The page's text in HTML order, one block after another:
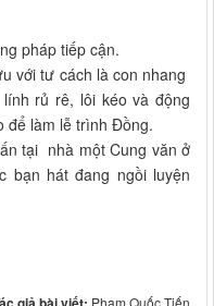
pháp tiếp cận.
với tư cách là con nhang
rủ rê, lôi kéo và động
để làm lễ trình Đồng.
tại nhà một Cung văn ở
bạn hát đang ngồi luyện